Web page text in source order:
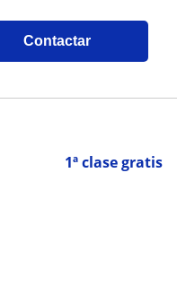
Contactar
1ª clase gratis